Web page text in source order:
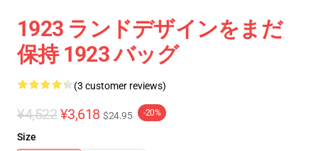
1923 ランドデザインをまだ
保持 1923 バッグ
(3 customer reviews)
¥4,522 ¥3,618 $24.95 -20%
Size